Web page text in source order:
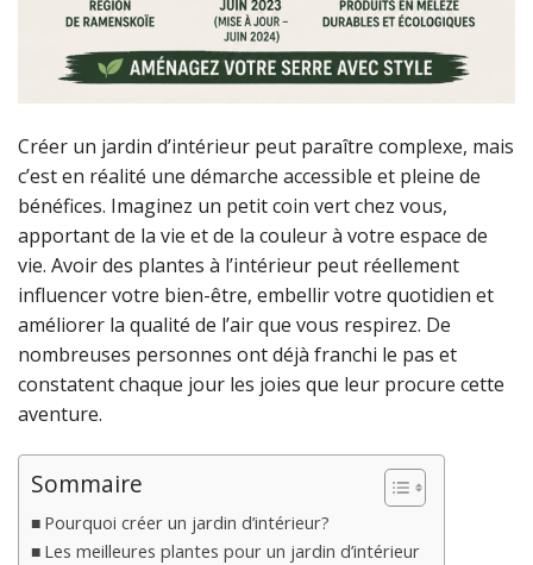
Créer un jardin d’intérieur peut paraître complexe, mais
c’est en réalité une démarche accessible et pleine de
bénéfices. Imaginez un petit coin vert chez vous,
apportant de la vie et de la couleur à votre espace de
vie. Avoir des plantes à l’intérieur peut réellement
influencer votre bien-être, embellir votre quotidien et
améliorer la qualité de l’air que vous respirez. De
nombreuses personnes ont déjà franchi le pas et
constatent chaque jour les joies que leur procure cette
aventure.
Sommaire
Pourquoi créer un jardin d’intérieur?
Les meilleures plantes pour un jardin d’intérieur